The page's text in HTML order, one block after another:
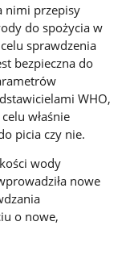
nimi przepisy
do spożycia w
sprawdzenia
bezpieczna do
WHO,
właśnie
picia czy nie.
wody
nowe
o nowe,